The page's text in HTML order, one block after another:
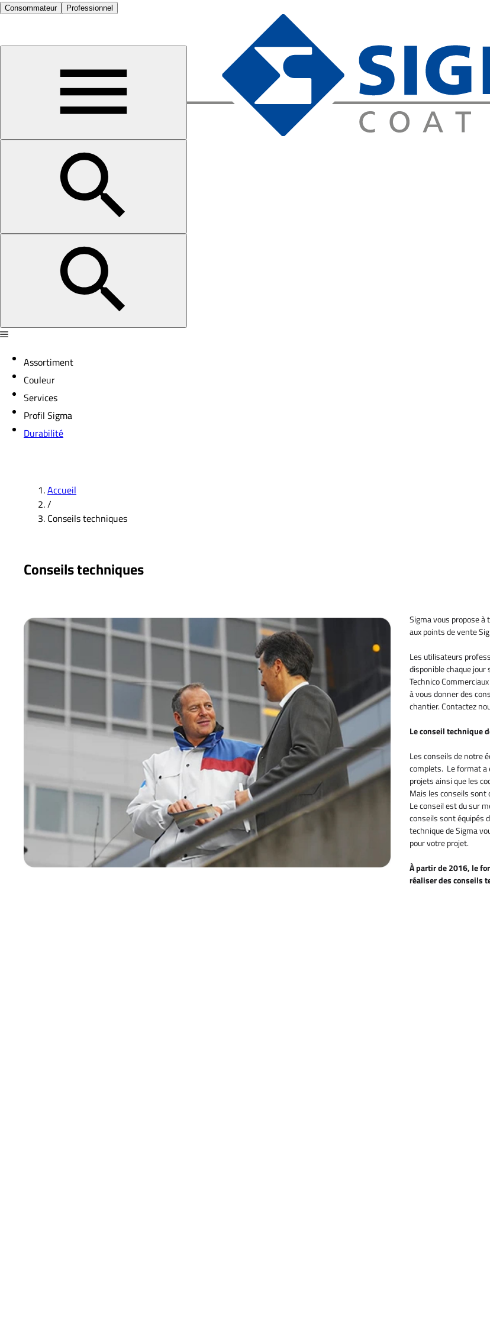
Consommateur Professionnel
Assortiment
Couleur
Services
Profil Sigma
Durabilité
Accueil
/
Conseils techniques
Conseils techniques
Sigma vous propose à
aux points de vente
Les utilisateurs
disponible chaque
Technico
à vous donner des
chantier. Contactez
Le conseil technique
Les conseils de notre
complets. Le format a
projets ainsi que les
Mais les conseils sont
Le conseil est du sur
conseils sont équipés
technique de Sigma
pour votre projet.
À partir de 2016, le
réaliser des conseils